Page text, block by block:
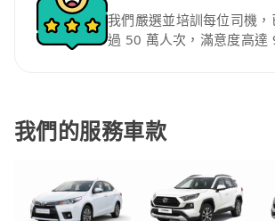
我們嚴選並培訓每位司機，
過 50 萬人次，滿意度高達
我們的服務車款